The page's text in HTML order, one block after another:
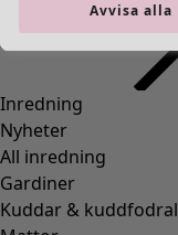
Inredning
Nyheter
All inredning
Gardiner
Kuddar & kuddfodral
Avvisa alla